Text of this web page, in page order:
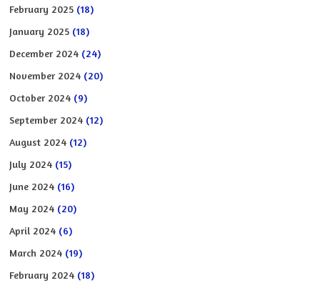
February 2025 (18)
January 2025 (18)
December 2024 (24)
November 2024 (20)
October 2024 (9)
September 2024 (12)
August 2024 (12)
July 2024 (15)
June 2024 (16)
May 2024 (20)
April 2024 (6)
March 2024 (19)
February 2024 (18)